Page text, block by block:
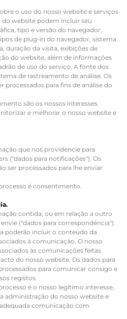
o uso do nosso website e serviços
do website podem incluir seu
tipo e versão do navegador,
de plug-in do navegador, sistema
duração da visita, exibições de
do website, além de informações
de uso do serviço. A fonte dos
de rastreamento de análise. Os
processados para fins de análise do
são os nossos interesses
e melhorar o nosso website e
que nos providencie para
("dados para notificações"). Os
ser processados para lhe enviar
é consentimento.
contida, ou em relação a outro
("dados para correspondência").
poderão incluir o conteúdo da
à comunicação. O nosso
às comunicações feitas
do nosso website. Os dados para
para comunicar consigo e
registos.
é o nosso legítimo interesse,
administração do nosso website e
comunicação com